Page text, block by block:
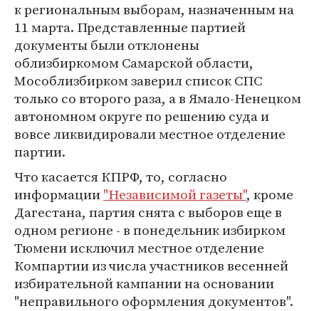
к региональным выборам, назначенным на
11 марта. Представленные партией
документы были отклонены
облизбиркомом Самарской области,
Мособлизбирком заверил список СПС
только со второго раза, а в Ямало-Ненецком
автономном округе по решению суда и
вовсе ликвидировали местное отделение
партии.
Что касается КПРФ, то, согласно
информации"Независимой газеты", кроме
Дагестана, партия снята с выборов еще в
одном регионе - в понедельник избирком
Тюмени исключил местное отделение
Компартии из числа участников весенней
избирательной кампании на основании
"неправильного оформления документов".